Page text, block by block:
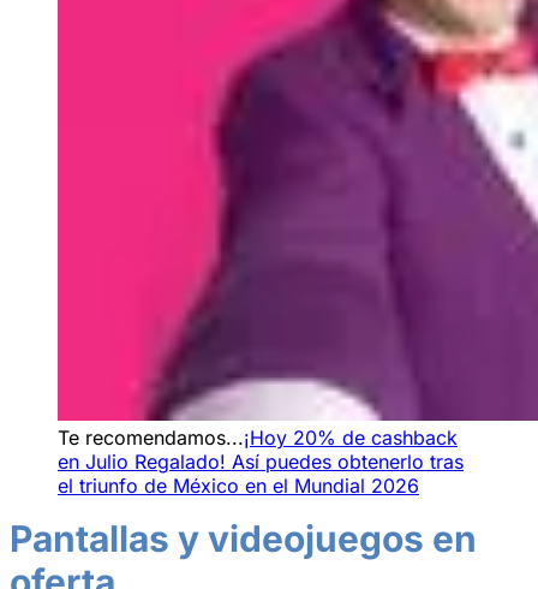
Te recomendamos...¡Hoy 20% de cashback
en Julio Regalado! Así puedes obtenerlo tras
el triunfo de México en el Mundial 2026
Pantallas y videojuegos en